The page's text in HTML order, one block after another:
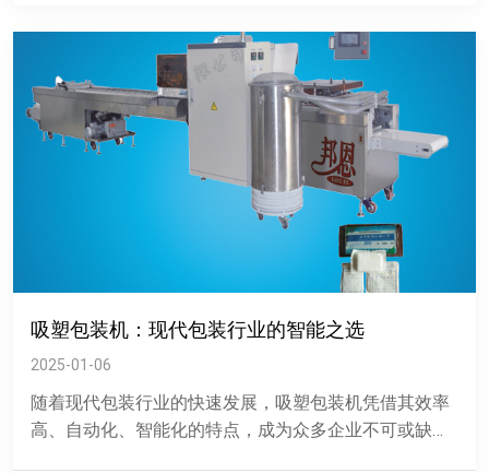
吸塑包装机：现代包装行业的智能之选
2025-01-06
随着现代包装行业的快速发展，吸塑包装机凭借其效率
高、自动化、智能化的特点，成为众多企业不可或缺的